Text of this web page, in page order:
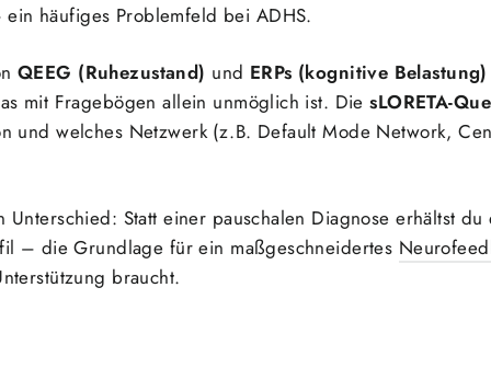
häufiges Problemfeld bei ADHS.
QEEG (Ruhezustand) und ERPs (kognitive Belastung)
mit Fragebögen allein unmöglich ist. DiesLORETA-
und welches Netzwerk (z.B. Default Mode Network,
Unterschied: Statt einer pauschalen Diagnose erhältst
– die Grundlage für ein maßgeschneidertes
braucht.